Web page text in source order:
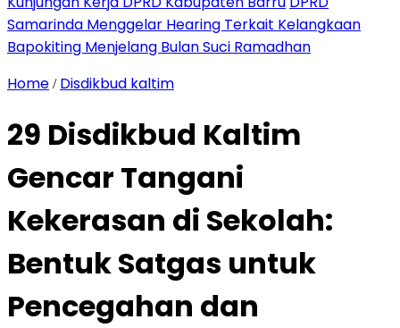
Samarinda Menggelar Hearing Terkait Kelangkaan
Bapokiting Menjelang Bulan Suci Ramadhan
Home / Disdikbud kaltim
29 Disdikbud Kaltim
Gencar Tangani
Kekerasan di Sekolah:
Bentuk Satgas untuk
Pencegahan dan